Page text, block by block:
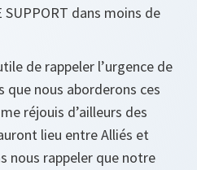
SUPPORT dans moins de
de rappeler l’urgence de
que nous aborderons ces
réjouis d’ailleurs des
lieu entre Alliés et
nous rappeler que notre